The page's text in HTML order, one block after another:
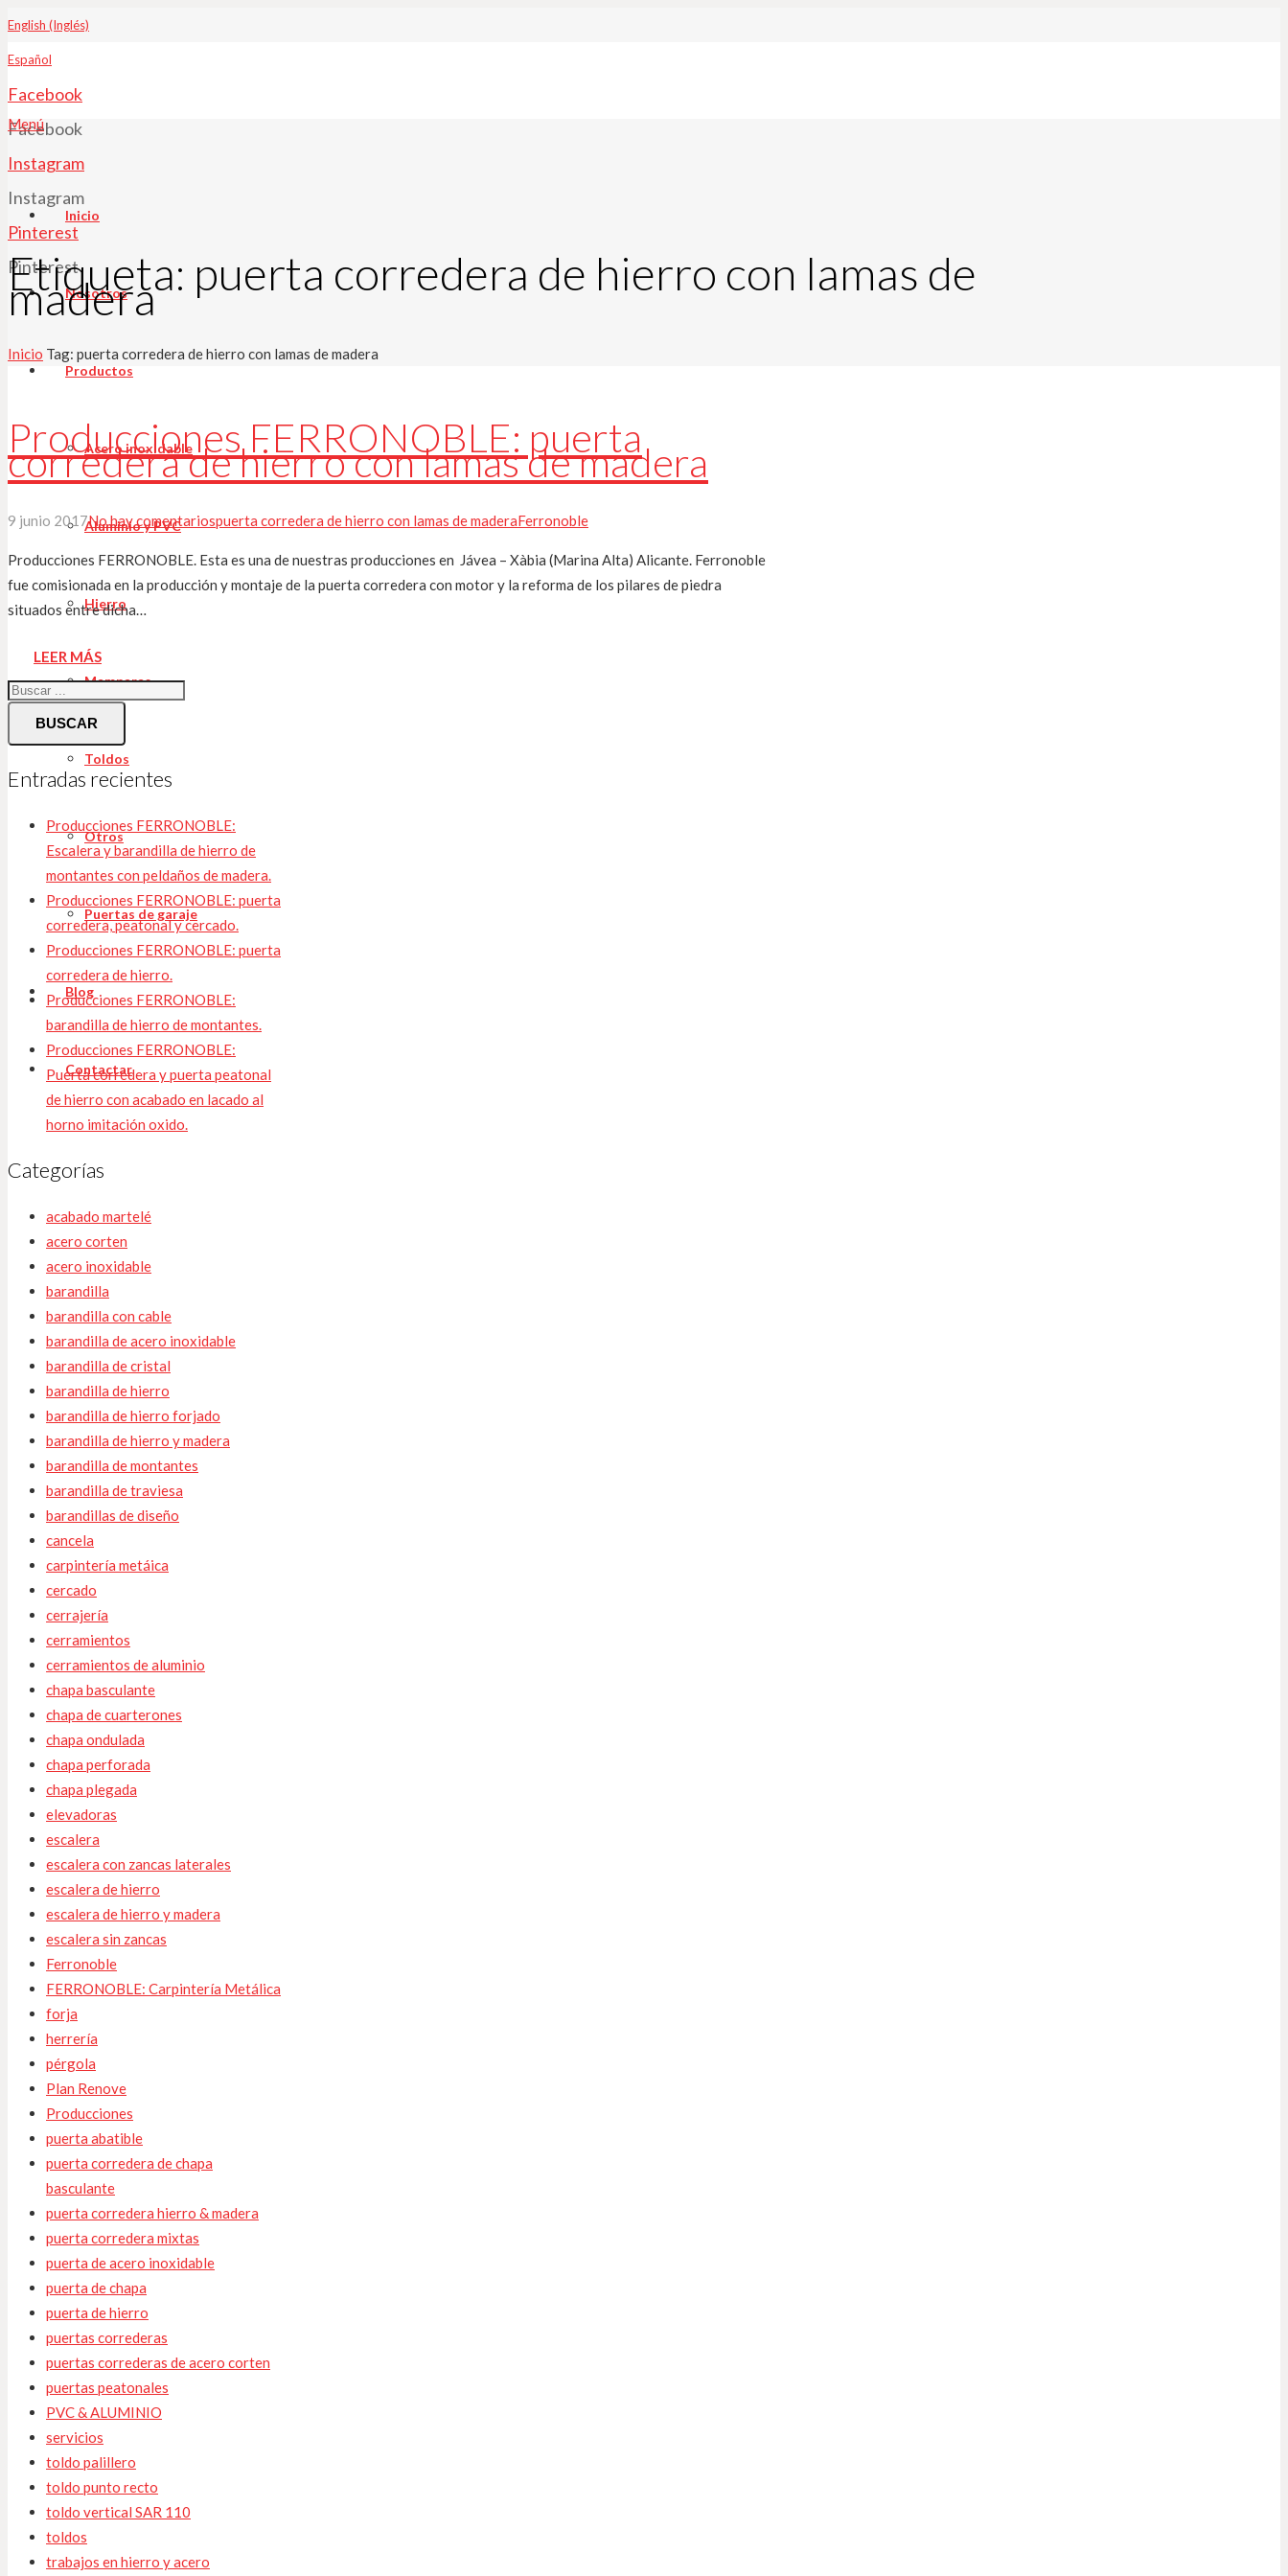
English (Inglés)
Español
Facebook
Facebook
Instagram
Instagram
Pinterest
Pinterest
Menú
Inicio
Nosotros
Productos
Acero inoxidable
Aluminio y PVC
Hierro
Mamparas
Toldos
Otros
Puertas de garaje
Blog
Contactar
Etiqueta: puerta corredera de hierro con lamas de
madera
Inicio Tag: puerta corredera de hierro con lamas de madera
Producciones FERRONOBLE: puerta
corredera de hierro con lamas de madera
9 junio 2017No hay comentariospuerta corredera de hierro con lamas de maderaFerronoble
Producciones FERRONOBLE. Esta es una de nuestras producciones en Jávea – Xàbia (Marina Alta) Alicante. Ferronoble
fue comisionada en la producción y montaje de la puerta corredera con motor y la reforma de los pilares de piedra
situados entre dicha…
LEER MÁS
BUSCAR
Entradas recientes
Producciones FERRONOBLE:
Escalera y barandilla de hierro de
montantes con peldaños de madera.
Producciones FERRONOBLE: puerta
corredera, peatonal y cercado.
Producciones FERRONOBLE: puerta
corredera de hierro.
Producciones FERRONOBLE:
barandilla de hierro de montantes.
Producciones FERRONOBLE:
Puerta corredera y puerta peatonal
de hierro con acabado en lacado al
horno imitación oxido.
Categorías
acabado martelé
acero corten
acero inoxidable
barandilla
barandilla con cable
barandilla de acero inoxidable
barandilla de cristal
barandilla de hierro
barandilla de hierro forjado
barandilla de hierro y madera
barandilla de montantes
barandilla de traviesa
barandillas de diseño
cancela
carpintería metáica
cercado
cerrajería
cerramientos
cerramientos de aluminio
chapa basculante
chapa de cuarterones
chapa ondulada
chapa perforada
chapa plegada
elevadoras
escalera
escalera con zancas laterales
escalera de hierro
escalera de hierro y madera
escalera sin zancas
Ferronoble
FERRONOBLE: Carpintería Metálica
forja
herrería
pérgola
Plan Renove
Producciones
puerta abatible
puerta corredera de chapa
basculante
puerta corredera hierro & madera
puerta corredera mixtas
puerta de acero inoxidable
puerta de chapa
puerta de hierro
puertas correderas
puertas correderas de acero corten
puertas peatonales
PVC & ALUMINIO
servicios
toldo palillero
toldo punto recto
toldo vertical SAR 110
toldos
trabajos en hierro y acero